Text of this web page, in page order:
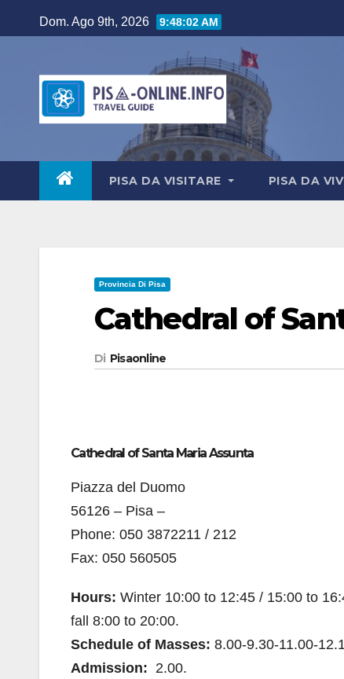
al
Dom. Ago 9th, 2026 9:48:03 AM
PISA DA VISITARE PISA DA
Provincia Di Pisa
Cathedral of
Di Pisaonline
Cathedral of Santa Maria Assunta
Piazza del Duomo
56126 – Pisa –
Phone: 050 3872211 / 212
Fax: 050 560505
Hours: Winter 10:00 to 12:45 / 15:00 to
fall 8:00 to 20:00.
Schedule of Masses: 8.00-9.30-11.00-
Admission:  2.00.